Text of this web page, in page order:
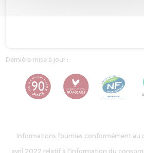
Dernière mise à jour :
Informations fournies conformément au
avril 2022 relatif à l'information du